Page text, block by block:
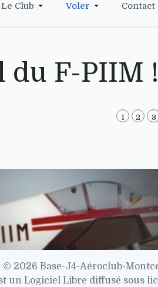
Le Club Voler Contact
du F-PIIM !
1 2 3
2026 Base-J4-Aéroclub-
un Logiciel Libre diffusé sous